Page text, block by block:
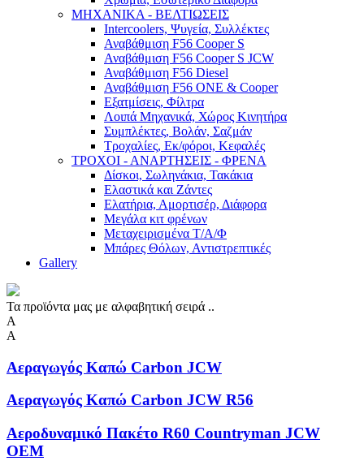
ΜΗΧΑΝΙΚΑ - ΒΕΛΤΙΩΣΕΙΣ
Intercoolers, Ψυγεία, Συλλέκτες
Αναβάθμιση F56 Cooper S
Αναβάθμιση F56 Cooper S JCW
Αναβάθμιση F56 Diesel
Αναβάθμιση F56 ONE & Cooper
Εξατμίσεις, Φίλτρα
Λοιπά Μηχανικά, Χώρος Κινητήρα
Συμπλέκτες, Βολάν, Σαζμάν
Τροχαλίες, Εκ/φόροι, Κεφαλές
ΤΡΟΧΟΙ - ΑΝΑΡΤΗΣΕΙΣ - ΦΡΕΝΑ
Δίσκοι, Σωληνάκια, Τακάκια
Ελαστικά και Ζάντες
Ελατήρια, Αμορτισέρ, Διάφορα
Μεγάλα κιτ φρένων
Μεταχειρισμένα Τ/Α/Φ
Μπάρες Θόλων, Αντιστρεπτικές
Gallery
Τα προϊόντα μας με αλφαβητική σειρά ..
Α
Α
Αεραγωγός Καπώ Carbon JCW
Αεραγωγός Καπώ Carbon JCW R56
Αεροδυναμικό Πακέτο R60 Countryman JCW
OEM